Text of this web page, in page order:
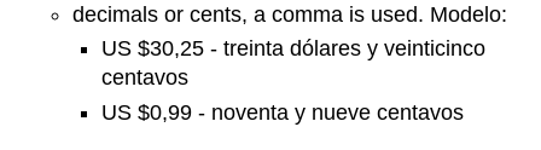
decimals or cents, a comma is used. Modelo:
US $30,25 - treinta dólares y veinticinco
centavos
US $0,99 - noventa y nueve centavos